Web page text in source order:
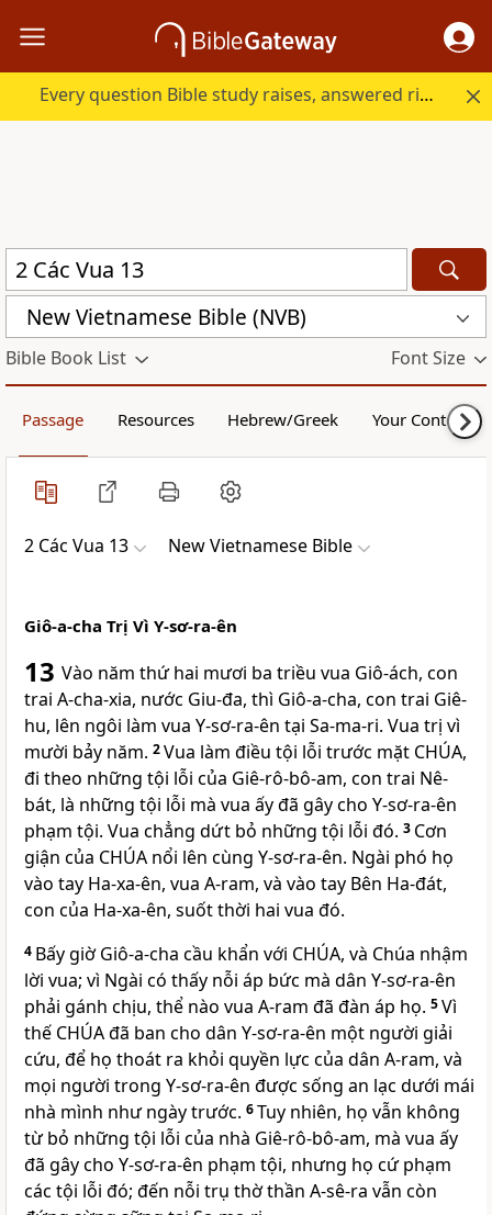
Every question Bible study raises, answered right here.
New Vietnamese Bible (NVB)
Bible Book List Font Size
Passage Resources Hebrew/Greek Your Content
2 Các Vua 13 New Vietnamese Bible
Giô-a-cha Trị Vì Y-sơ-ra-ên
13 Vào năm thứ hai mươi ba triều vua Giô-ách, con
trai A-cha-xia, nước Giu-đa, thì Giô-a-cha, con trai Giê-
hu, lên ngôi làm vua Y-sơ-ra-ên tại Sa-ma-ri. Vua trị vì
mười bảy năm. 2Vua làm điều tội lỗi trước mặt CHÚA,
đi theo những tội lỗi của Giê-rô-bô-am, con trai Nê-
bát, là những tội lỗi mà vua ấy đã gây cho Y-sơ-ra-ên
phạm tội. Vua chẳng dứt bỏ những tội lỗi đó. 3 Cơn
giận của CHÚA nổi lên cùng Y-sơ-ra-ên. Ngài phó họ
vào tay Ha-xa-ên, vua A-ram, và vào tay Bên Ha-đát,
con của Ha-xa-ên, suốt thời hai vua đó.
4 Bấy giờ Giô-a-cha cầu khẩn với CHÚA, và Chúa nhậm
lời vua; vì Ngài có thấy nỗi áp bức mà dân Y-sơ-ra-ên
phải gánh chịu, thể nào vua A-ram đã đàn áp họ. 5Vì
thế CHÚAđã ban cho dân Y-sơ-ra-ên một người giải
cứu, để họ thoát ra khỏi quyền lực của dân A-ram, và
mọi người trong Y-sơ-ra-ên được sống an lạc dưới mái
nhà mình như ngày trước. 6Tuy nhiên, họ vẫn không
từ bỏ những tội lỗi của nhà Giê-rô-bô-am, mà vua ấy
đã gây cho Y-sơ-ra-ên phạm tội, nhưng họ cứ phạm
các tội lỗi đó; đến nỗi trụ thờ thần A-sê-ra vẫn còn